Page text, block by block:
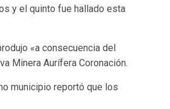
y el quinto fue hallado esta
«a consecuencia del
Minera Aurífera Coronación.
municipio reportó que los